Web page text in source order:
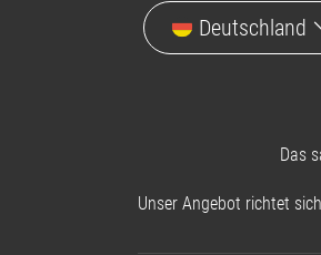
Deutschland
Das
Unser Angebot richtet